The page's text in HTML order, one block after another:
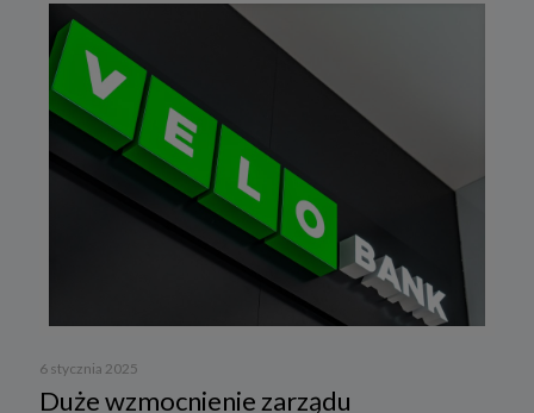
6 stycznia 2025
Duże wzmocnienie zarządu